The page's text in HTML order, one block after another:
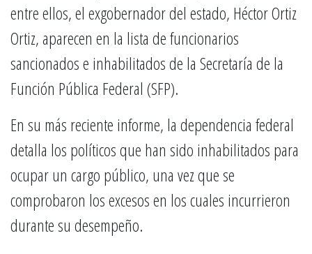
entre ellos, el exgobernador del estado, Héctor Ortiz
Ortiz, aparecen en la lista de funcionarios
sancionados e inhabilitados de la Secretaría de la
Función Pública Federal (SFP).
En su más reciente informe, la dependencia federal
detalla los políticos que han sido inhabilitados para
ocupar un cargo público, una vez que se
comprobaron los excesos en los cuales incurrieron
durante su desempeño.